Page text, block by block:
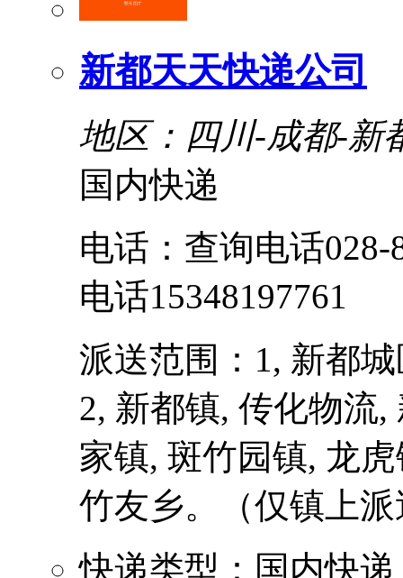
新都天天快递公司
地区：四川-成都-新
国内快递
电话：查询电话028-
电话15348197761
派送范围：1, 新都
2, 新都镇, 传化物流
家镇, 斑竹园镇, 龙
竹友乡。（仅镇上派
快递类型：国内快递